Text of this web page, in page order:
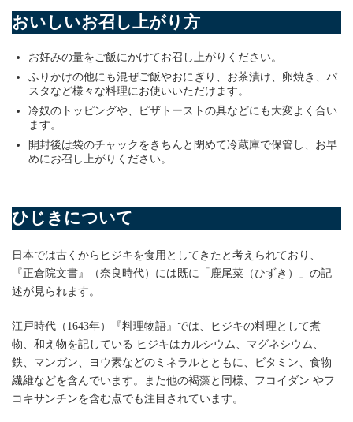
おいしいお召し上がり方
お好みの量をご飯にかけてお召し上がりください。
ふりかけの他にも混ぜご飯やおにぎり、お茶漬け、卵焼き、パ
スタなど様々な料理にお使いいただけます。
冷奴のトッピングや、ピザトーストの具などにも大変よく合い
ます。
開封後は袋のチャックをきちんと閉めて冷蔵庫で保管し、お早
めにお召し上がりください。
ひじきについて
日本では古くからヒジキを食用としてきたと考えられており、
『正倉院文書』（奈良時代）には既に「鹿尾菜（ひずき）」の記
述が見られます。
江戸時代（1643年）『料理物語』では、ヒジキの料理として煮
物、和え物を記している ヒジキはカルシウム、マグネシウム、
鉄、マンガン、ヨウ素などのミネラルとともに、ビタミン、食物
繊維などを含んでいます。また他の褐藻と同様、フコイダン やフ
コキサンチンを含む点でも注目されています。